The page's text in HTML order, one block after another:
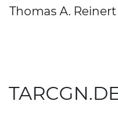
Zum Inhalt springen
Thomas A. Reinert